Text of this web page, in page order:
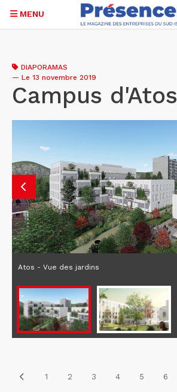
contenu
principal
MENU
DIAPORAMAS
— Le 13 novembre 2019
Campus d'Atos
Atos - Vue des jardins
1 2 3 4 5 6